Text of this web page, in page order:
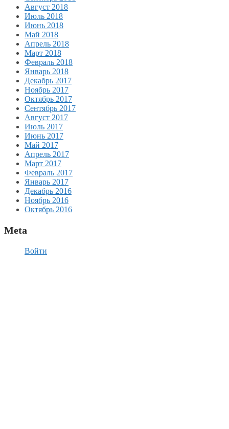
Август 2018
Июль 2018
Июнь 2018
Май 2018
Апрель 2018
Март 2018
Февраль 2018
Январь 2018
Декабрь 2017
Ноябрь 2017
Октябрь 2017
Сентябрь 2017
Август 2017
Июль 2017
Июнь 2017
Май 2017
Апрель 2017
Март 2017
Февраль 2017
Январь 2017
Декабрь 2016
Ноябрь 2016
Октябрь 2016
Meta
Войти